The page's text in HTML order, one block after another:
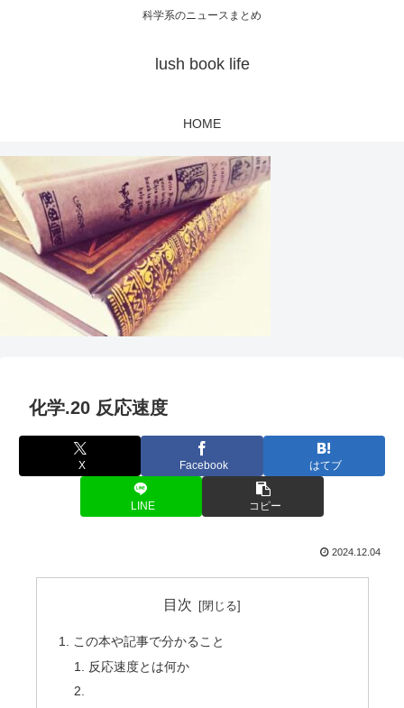
科学系のニュースまとめ
lush book life
HOME
化学.20 反応速度
X Facebook はてブ
LINE コピー
2024.12.04
目次
この本や記事で分かること
反応速度とは何か